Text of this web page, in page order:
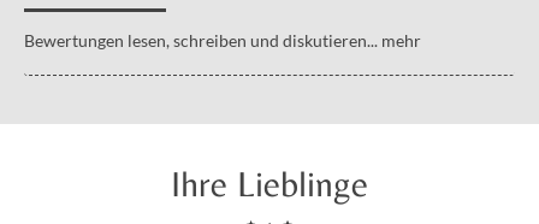
Bewertungen lesen, schreiben und diskutieren... mehr
Ihre Lieblinge